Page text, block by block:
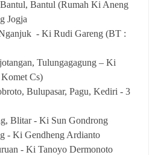
Bantul (Rumah Ki Aneng
Jogja
- Ki Rudi Gareng (BT :
Tulungagagung – Ki
Cs)
Bulupasar, Pagu, Kediri - 3
Blitar - Ki Sun Gondrong
- Ki Gendheng Ardianto
- Ki Tanoyo Dermonoto